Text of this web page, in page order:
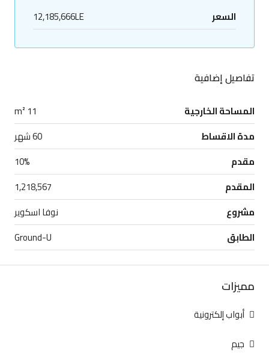
السعر 12,185,666LE
تفاصيل إضافية
المساحة الخارجية
11 m²
مدة الاقساط
60 شهر
مقدم
10%
المقدم
1,218,567
مشروع
نوفا اسكوير
الطابق
Ground-U
مميزات
أبواب إلكترونية
جيم